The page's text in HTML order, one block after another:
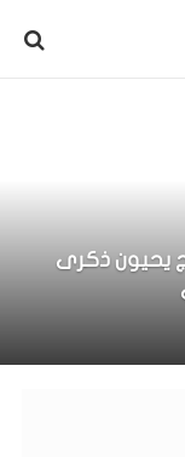
من الخارج يحيون ذكرى